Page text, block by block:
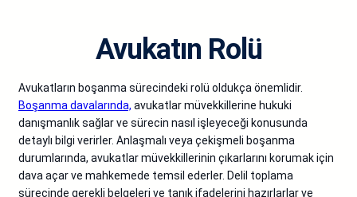
Avukatın Rolü
Avukatların boşanma sürecindeki rolü oldukça önemlidir.
Boşanma davalarında, avukatlar müvekkillerine hukuki
danışmanlık sağlar ve sürecin nasıl işleyeceği konusunda
detaylı bilgi verirler. Anlaşmalı veya çekişmeli boşanma
durumlarında, avukatlar müvekkillerinin çıkarlarını korumak için
dava açar ve mahkemede temsil ederler. Delil toplama
sürecinde gerekli belgeleri ve tanık ifadelerini hazırlarlar ve